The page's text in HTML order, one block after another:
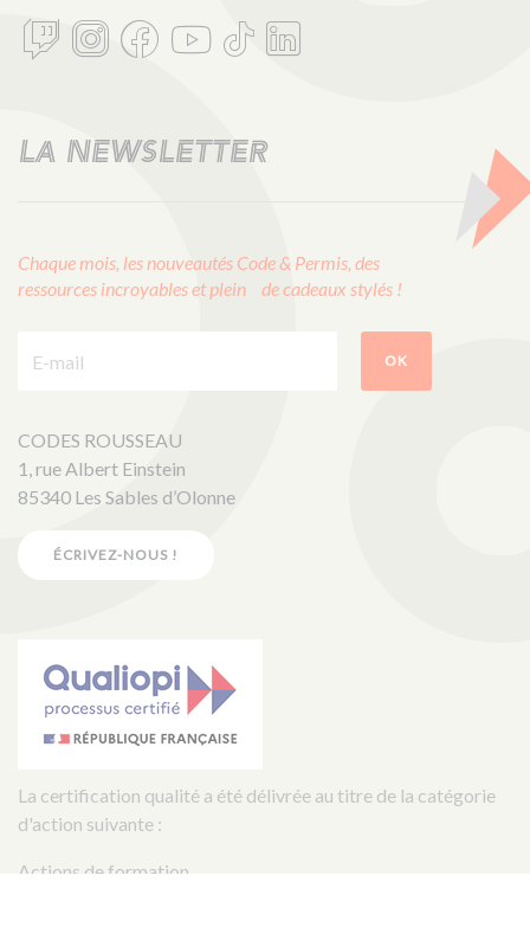
LA NEWSLETTER
Chaque mois, les nouveautés Code & Permis, des
ressources incroyables et plein de cadeaux stylés !
OK
CODES ROUSSEAU
1, rue Albert Einstein
85340 Les Sables d’Olonne
ÉCRIVEZ-NOUS !
La certification qualité a été délivrée au titre de la catégorie
d'action suivante :
Actions de formation